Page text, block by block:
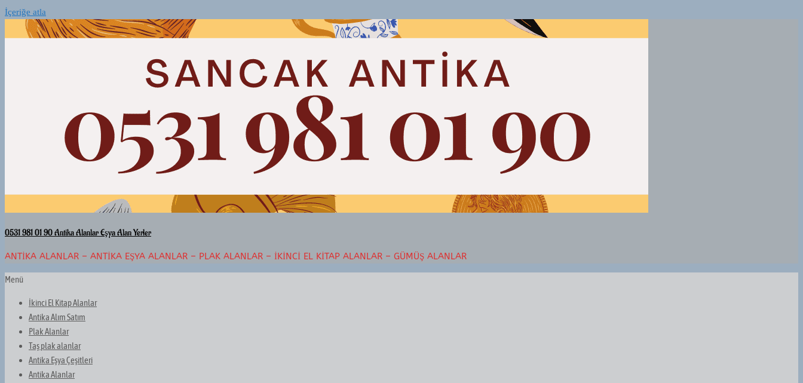
İçeriğe atla
0531 981 01 90 Antika Alanlar Eşya Alan Yerler
ANTIKA ALANLAR – ANTIKA EŞYA ALANLAR – PLAK ALANLAR – İKINCI EL KITAP ALANLAR – GÜMÜŞ ALANLAR
Menü
İkinci El Kitap Alanlar
Antika Alım Satım
Plak Alanlar
Taş plak alanlar
Antika Eşya Çeşitleri
Antika Alanlar